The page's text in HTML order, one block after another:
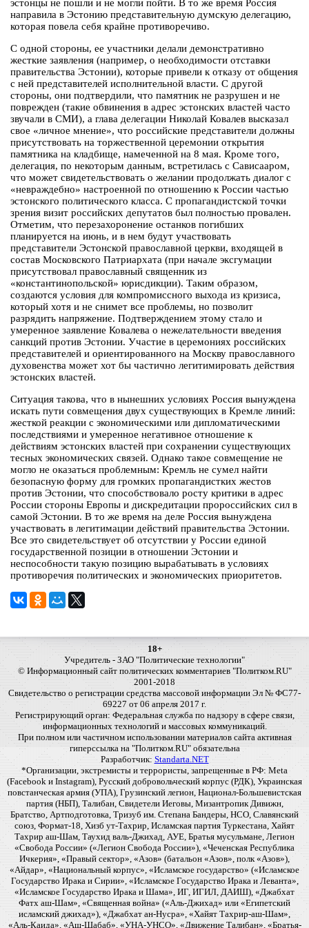
эстонцы не пошли и не могли пойти. В то же время Россия
направила в Эстонию представительную думскую делегацию,
которая повела себя крайне противоречиво.
С одной стороны, ее участники делали демонстративно
жесткие заявления (например, о необходимости отставки
правительства Эстонии), которые привели к отказу от общения
с ней представителей исполнительной власти. С другой
стороны, они подтвердили, что памятник не разрушен и не
поврежден (такие обвинения в адрес эстонских властей часто
звучали в СМИ), а глава делегации Николай Ковалев высказал
свое «личное мнение», что российские представители должны
присутствовать на торжественной церемонии открытия
памятника на кладбище, намеченной на 8 мая. Кроме того,
делегация, по некоторым данным, встретилась с Сависааром,
что может свидетельствовать о желании продолжать диалог с
«невраждебно» настроенной по отношению к России частью
эстонского политического класса. С пропагандистской точки
зрения визит российских депутатов был полностью провален.
Отметим, что перезахоронение останков погибших
планируется на июнь, и в нем будут участвовать
представители Эстонской православной церкви, входящей в
состав Московского Патриархата (при начале эксгумации
присутствовал православный священник из
«константинопольской» юрисдикции). Таким образом,
создаются условия для компромиссного выхода из кризиса,
который хотя и не снимет все проблемы, но позволит
разрядить напряжение. Подтверждением этому стало и
умеренное заявление Ковалева о нежелательности введения
санкций против Эстонии. Участие в церемониях российских
представителей и ориентированного на Москву православного
духовенства может хот бы частично легитимировать действия
эстонских властей.
Ситуация такова, что в нынешних условиях Россия вынуждена
искать пути совмещения двух существующих в Кремле линий:
жесткой реакции с экономическими или дипломатическими
последствиями и умеренное негативное отношение к
действиям эстонских властей при сохранении существующих
тесных экономических связей. Однако такое совмещение не
могло не оказаться проблемным: Кремль не сумел найти
безопасную форму для громких пропагандистких жестов
против Эстонии, что способствовало росту критики в адрес
России стороны Европы и дискредитации пророссийских сил в
самой Эстонии. В то же время на деле Россия вынуждена
участвовать в легитимации действий правительства Эстонии.
Все это свидетельствует об отсутствии у России единой
государственной позиции в отношении Эстонии и
неспособности такую позицию вырабатывать в условиях
противоречия политических и экономических приоритетов.
18+
Учредитель - ЗАО "Политические технологии"
© Информационный сайт политических комментариев "Политком.RU"
2001-2018
Свидетельство о регистрации средства массовой информации Эл № ФС77-
69227 от 06 апреля 2017 г.
Регистрирующий орган: Федеральная служба по надзору в сфере связи,
информационных технологий и массовых коммуникаций.
При полном или частичном использовании материалов сайта активная
гиперссылка на "Политком.RU" обязательна
Разработчик: Standarta.NET
*Организации, экстремисты и террористы, запрещенные в РФ: Meta
(Facebook и Instagram), Русский добровольческий корпус (РДК), Украинская
повстанческая армия (УПА), Грузинский легион, Национал-Большевистская
партия (НБП), Талибан, Свидетели Иеговы, Мизантропик Дивижн,
Братство, Артподготовка, Тризуб им. Степана Бандеры, НСО, Славянский
союз, Формат-18, Хизб ут-Тахрир, Исламская партия Туркестана, Хайят
Тахрир аш-Шам, Таухид валь-Джихад, АУЕ, Братья мусульмане, Легион
«Свобода России» («Легион Свобода России»), «Чеченская Республика
Ичкерия», «Правый сектор», «Азов» (батальон «Азов», полк «Азов»),
«Айдар», «Национальный корпус», «Исламское государство» («Исламское
Государство Ирака и Сирии», «Исламское Государство Ирака и Леванта»,
«Исламское Государство Ирака и Шама», ИГ, ИГИЛ, ДАИШ), «Джабхат
Фатх аш-Шам», «Священная война» («Аль-Джихад» или «Египетский
исламский джихад»), «Джабхат ан-Нусра», «Хайят Тахрир-аш-Шам»,
«Аль-Каида», «Аш-Шабаб», «УНА-УНСО», «Движение Талибан», «Братья-